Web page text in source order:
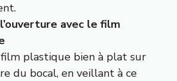
avec le film
plastique bien à plat sur
du bocal, en veillant à ce